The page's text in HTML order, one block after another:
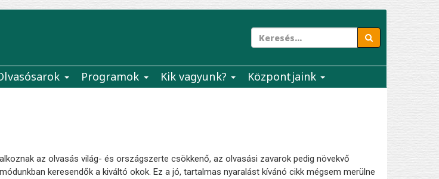
Programok Kik vagyunk? Központjaink
az olvasás világ- és országszerte csökkenő, az olvasási zavarok pedig növekvő
keresendők a kiváltó okok. Ez a jó, tartalmas nyaralást kívánó cikk mégsem merülne